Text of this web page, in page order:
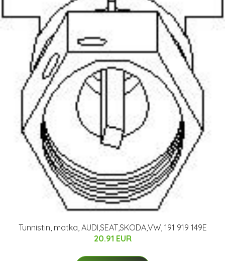
Tunnistin, matka, AUDI,SEAT,SKODA,VW, 191 919 149E
20.91 EUR